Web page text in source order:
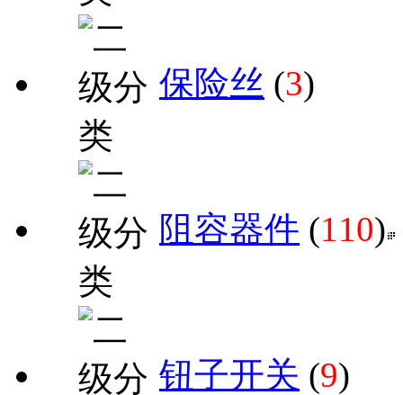
保险丝 (3)
阻容器件 (110)
钮子开关 (9)